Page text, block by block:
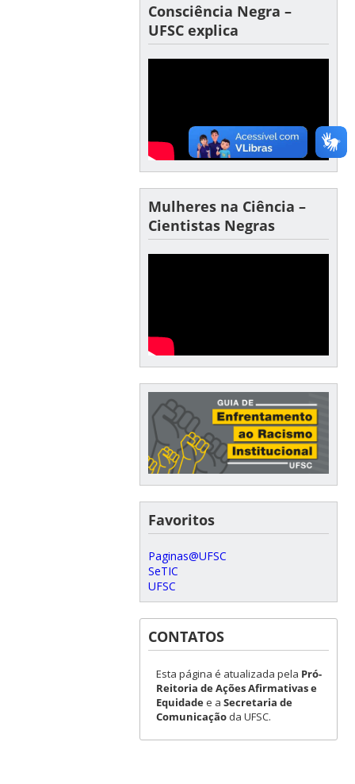
Consciência Negra –
UFSC explica
Mulheres na Ciência –
Cientistas Negras
Favoritos
Paginas@UFSC
SeTIC
UFSC
CONTATOS
Esta página é atualizada pela Pró-
Reitoria de Ações Afirmativas e
Equidadee a Secretaria de
Comunicaçãoda UFSC.